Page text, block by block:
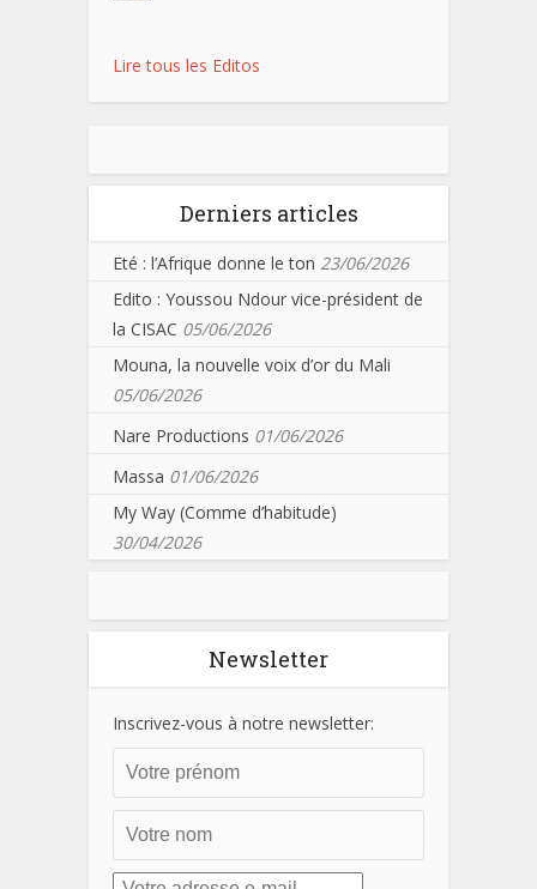
Lire tous les Editos
Derniers articles
Eté : l’Afrique donne le ton 23/06/2026
Edito : Youssou Ndour vice-président de
la CISAC 05/06/2026
Mouna, la nouvelle voix d’or du Mali
05/06/2026
Nare Productions 01/06/2026
Massa 01/06/2026
My Way (Comme d’habitude)
30/04/2026
Newsletter
Inscrivez-vous à notre newsletter: